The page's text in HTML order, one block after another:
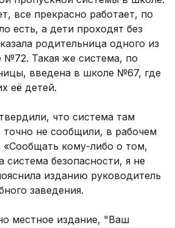
все прекрасно работает, по
есть, а дети проходят без
родительница одного из
№72. Такая же система, по
введена в школе №67, где
её детей.
что система там
точно не сообщили, в рабочем
«Сообщать кому-либо о том,
система безопасности, я не
изданию руководитель
заведения.
местное издание, "Ваш